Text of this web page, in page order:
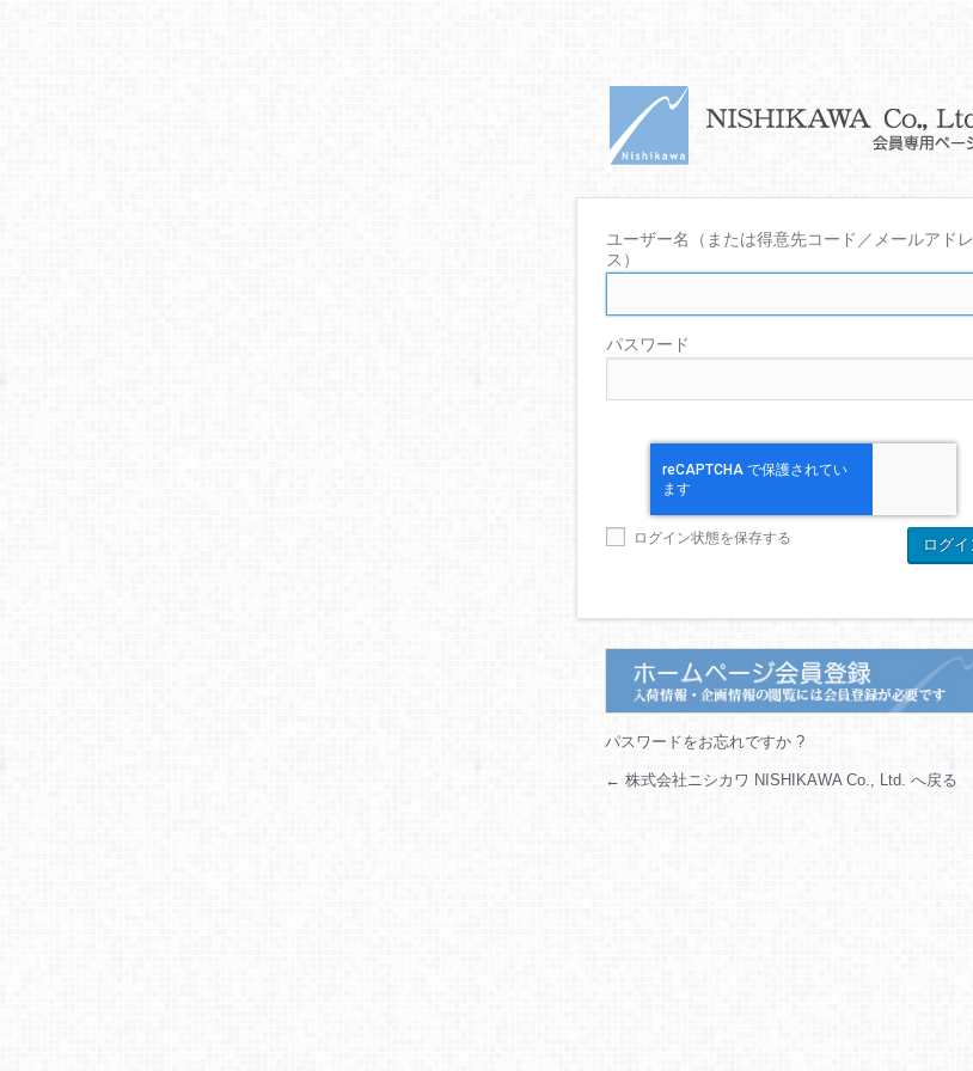
ユーザー名（または得意先コード／メールアドレ
ス）
パスワード
ログイン状態を保存する
パスワードをお忘れですか ?
← 株式会社ニシカワ NISHIKAWA Co., Ltd. へ戻る